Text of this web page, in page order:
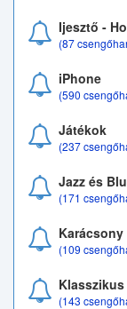
Ijesztő -
(87
iPhone
(590
Játékok
(237
Jazz és
(171
Karácsony
(109
Klasszikus
(143